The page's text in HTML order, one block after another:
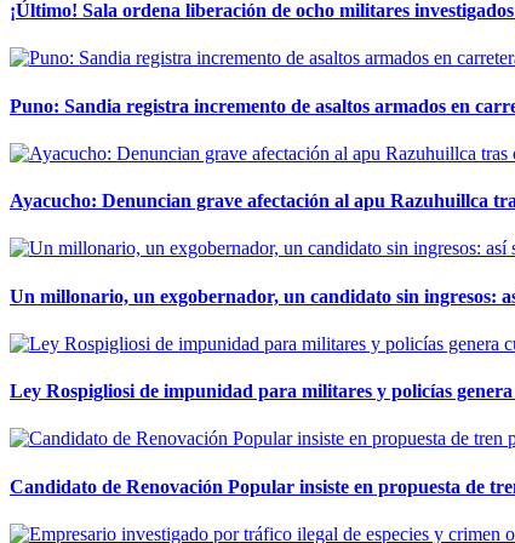
¡Último! Sala ordena liberación de ocho militares
Puno: Sandia registra incremento de asaltos armados en
Ayacucho: Denuncian grave afectación al apu Razuhuillca
Un millonario, un exgobernador, un candidato sin ingresos:
Ley Rospigliosi de impunidad para militares y policías
Candidato de Renovación Popular insiste en propuesta de